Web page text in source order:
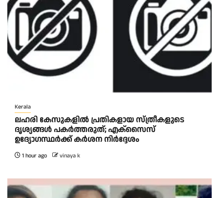
Kerala
ലഹരി കേസുകളിൽ പ്രതികളായ സ്ത്രീകളുടെ
ദൃശ്യങ്ങൾ പകർത്തരുത്; എക്‌സൈസ്
ഉദ്യോഗസ്ഥർക്ക് കർശന നിർദ്ദേശം
1 hour ago vinaya k